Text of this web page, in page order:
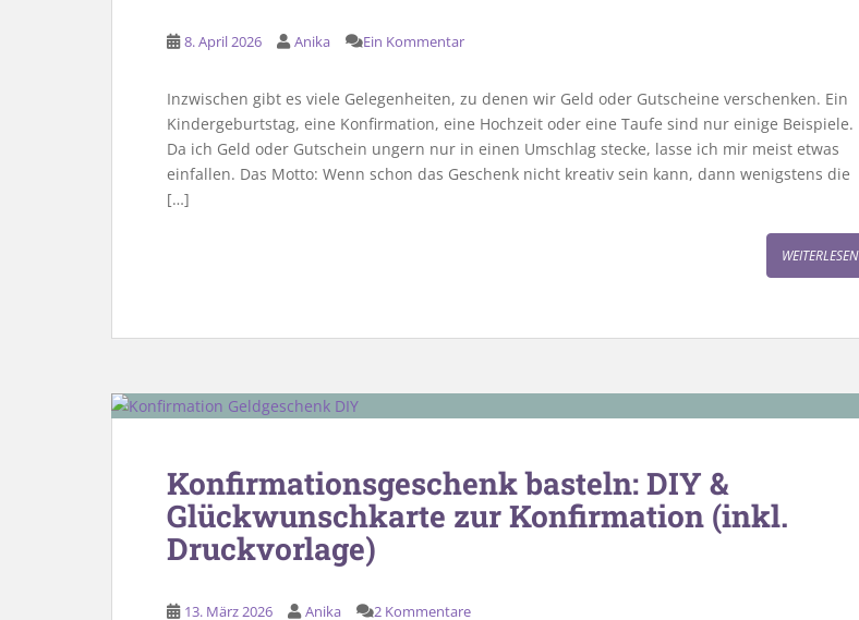
8. April 2026 Anika Ein Kommentar
Inzwischen gibt es viele Gelegenheiten, zu denen wir Geld oder Gutscheine verschenken. Ein
Kindergeburtstag, eine Konfirmation, eine Hochzeit oder eine Taufe sind nur einige Beispiele.
Da ich Geld oder Gutschein ungern nur in einen Umschlag stecke, lasse ich mir meist etwas
einfallen. Das Motto: Wenn schon das Geschenk nicht kreativ sein kann, dann wenigstens die
[…]
WEITERLESEN
Konfirmationsgeschenk basteln: DIY &
Glückwunschkarte zur Konfirmation (inkl.
Druckvorlage)
13. März 2026 Anika 2 Kommentare